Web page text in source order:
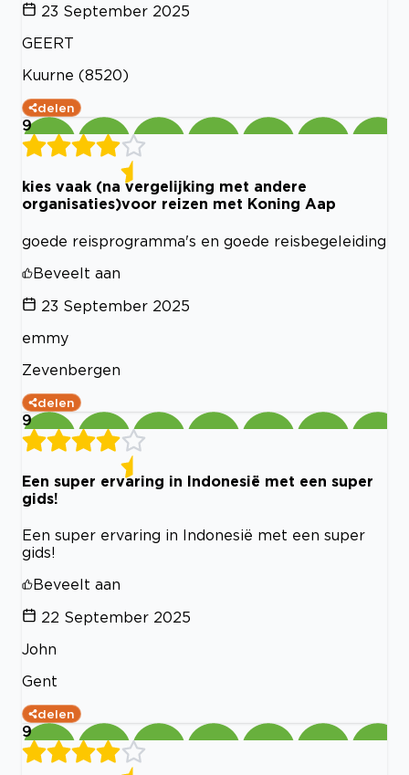
23 September 2025
GEERT
Kuurne (8520)
delen
9
kies vaak (na vergelijking met andere
organisaties)voor reizen met Koning Aap
goede reisprogramma's en goede reisbegeleiding
Beveelt aan
23 September 2025
emmy
Zevenbergen
delen
9
Een super ervaring in Indonesië met een super
gids!
Een super ervaring in Indonesië met een super
gids!
Beveelt aan
22 September 2025
John
Gent
delen
9